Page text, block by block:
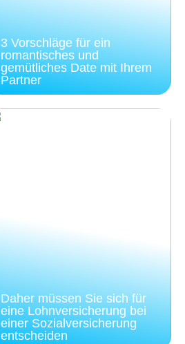
3 Vorschläge für ein
romantisches und
gemütliches Date mit Ihrem
Partner
Daher müssen Sie sich für
eine Lohnversicherung bei
einer Sozialversicherung
entscheiden